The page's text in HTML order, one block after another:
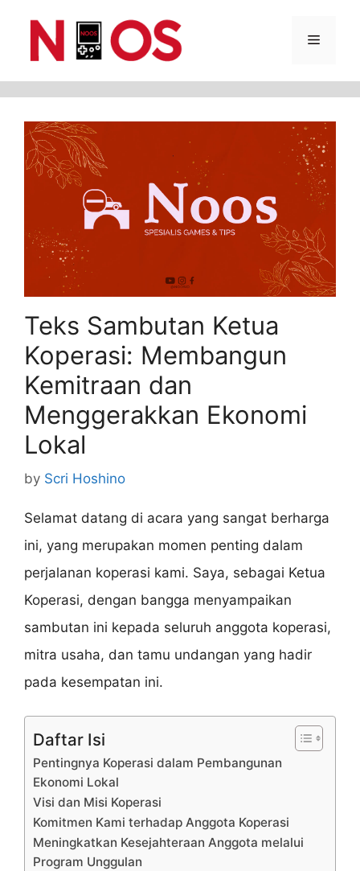
Menu
Teks Sambutan Ketua
Koperasi: Membangun
Kemitraan dan
Menggerakkan Ekonomi
Lokal
by Scri Hoshino
Selamat datang di acara yang sangat berharga
ini, yang merupakan momen penting dalam
perjalanan koperasi kami. Saya, sebagai Ketua
Koperasi, dengan bangga menyampaikan
sambutan ini kepada seluruh anggota koperasi,
mitra usaha, dan tamu undangan yang hadir
pada kesempatan ini.
Daftar Isi
Pentingnya Koperasi dalam Pembangunan
Ekonomi Lokal
Visi dan Misi Koperasi
Komitmen Kami terhadap Anggota Koperasi
Meningkatkan Kesejahteraan Anggota melalui
Program Unggulan